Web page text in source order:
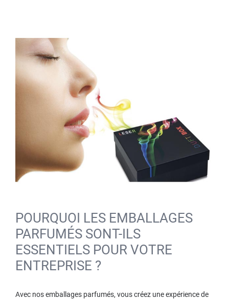
POURQUOI LES EMBALLAGES
PARFUMÉS SONT-ILS
ESSENTIELS POUR VOTRE
ENTREPRISE ?
Avec nos emballages parfumés, vous créez une expérience de